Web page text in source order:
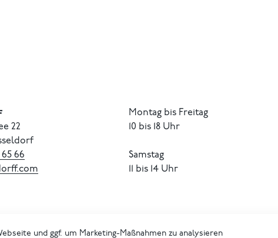
22
65 66
Montag bis Freitag
10 bis 18 Uhr
Samstag
11 bis 14 Uhr
und ggf. um Marketing-Maßnahmen zu analysieren